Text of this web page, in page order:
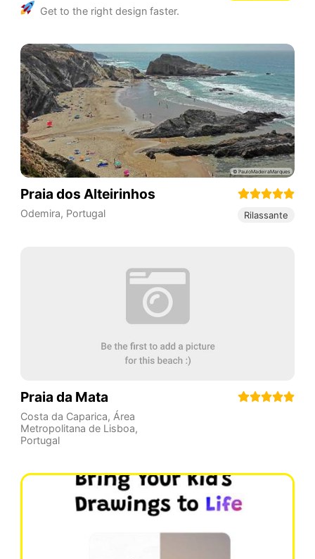
Get to the right design faster.
Praia dos Alteirinhos
Odemira, Portugal Rilassante
Praia da Mata
Costa da Caparica, Área
Metropolitana de Lisboa,
Portugal